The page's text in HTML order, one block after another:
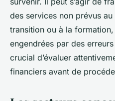
des services non prévus
transition ou à la
engendrées par des
crucial d’évaluer
financiers avant de